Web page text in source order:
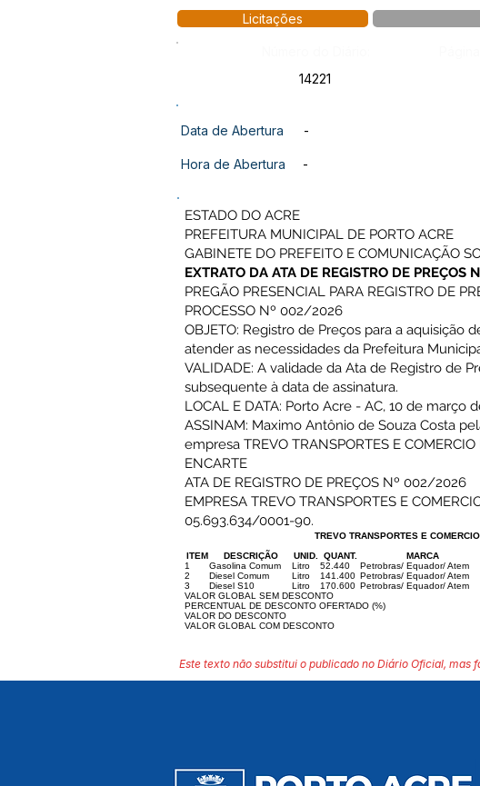
Licitações
14221
Data de Abertura -
Hora de Abertura -
ESTADO DO ACRE
PREFEITURA MUNICIPAL DE PORTO ACRE
GABINETE DO PREFEITO E COMUNICAÇÃO
EXTRATO DA ATA DE REGISTRO DE PREÇOS
PREGÃO PRESENCIAL PARA REGISTRO DE
PROCESSO Nº 002/2026
OBJETO: Registro de Preços para a aquisição
atender as necessidades da Prefeitura
VALIDADE: A validade da Ata de Registro de
subsequente à data de assinatura.
LOCAL E DATA: Porto Acre - AC, 10 de março
ASSINAM: Maximo Antônio de Souza Costa
empresa TREVO TRANSPORTES E
ENCARTE
ATA DE REGISTRO DE PREÇOS Nº 002/2026
EMPRESA TREVO TRANSPORTES E
05.693.634/0001-90.
TREVO TRANSPORTES E
ITEM
DESCRIÇÃO UNID. QUANT. MARCA
1
Gasolina Comum Litro 52.440 Petrobras/ Equador/ Atem
2
Diesel Comum Litro 141.400 Petrobras/ Equador/ Atem
3
Diesel S10 Litro 170.600 Petrobras/ Equador/ Atem
VALOR GLOBAL SEM DESCONTO
PERCENTUAL DE DESCONTO OFERTADO (%)
VALOR DO DESCONTO
VALOR GLOBAL COM DESCONTO
Este texto não substitui o publicado no Diário Oficial,